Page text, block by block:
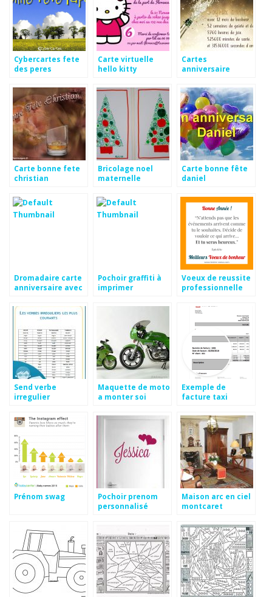
Cybercartes fete
des peres
Carte virtuelle
hello kitty
Cartes
anniversaire
gratuites
Carte bonne fete
christian
Bricolage noel
maternelle
Carte bonne fête
daniel
Dromadaire carte
anniversaire avec
Pochoir graffiti à
imprimer
Voeux de reussite
professionnelle
Send verbe
irregulier
Maquette de moto
a monter soi
Exemple de
facture taxi
Prénom swag
Pochoir prenom
personnalisé
Maison arc en ciel
montcaret